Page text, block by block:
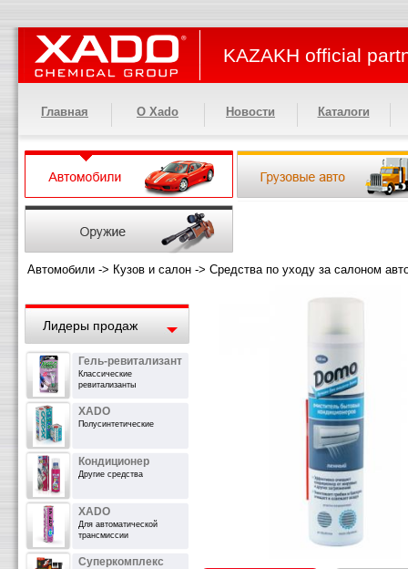
KAZAKH official
Главная О Xado Новости Каталоги
Автомобили -> Кузов и салон -> Средства по уходу за салоном
Лидеры продаж
Гель-ревитализант
Классические
ревитализанты
XADO
Полусинтетические
Кондиционер
Другие средства
XADO
Для автоматической
трансмиссии
Суперкомплекс